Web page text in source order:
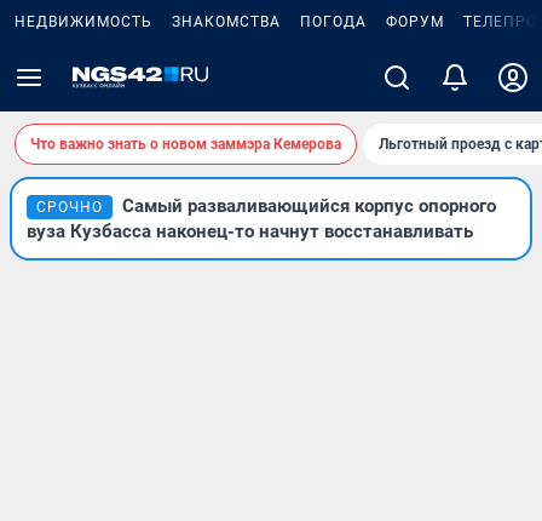
НЕДВИЖИМОСТЬ ЗНАКОМСТВА ПОГОДА ФОРУМ
Что важно знать о новом заммэра Кемерова Льготный проезд с
СРОЧНО
Самый разваливающийся корпус опорного
вуза Кузбасса наконец-то начнут восстанавливать